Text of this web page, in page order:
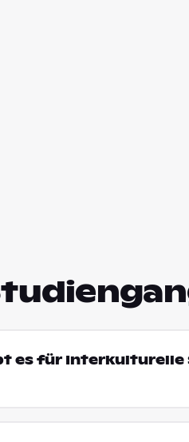
es für Interkulturelle